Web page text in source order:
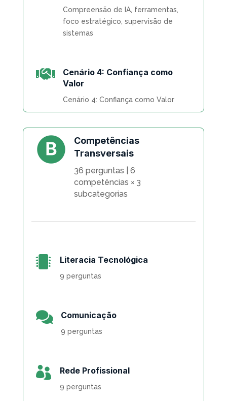
Compreensão de IA, ferramentas,
foco estratégico, supervisão de
sistemas

Cenário 4: Confiança como
Valor
Cenário 4: Confiança como Valor
Competências
Transversais
36 perguntas | 6
competências × 3
subcategorias
 Literacia Tecnológica
9 perguntas
 Comunicação
9 perguntas
 Rede Profissional
9 perguntas